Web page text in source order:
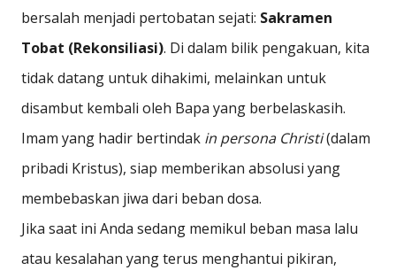
bersalah menjadi pertobatan sejati: Sakramen
Tobat (Rekonsiliasi). Di dalam bilik pengakuan, kita
tidak datang untuk dihakimi, melainkan untuk
disambut kembali oleh Bapa yang berbelaskasih.
Imam yang hadir bertindak in persona Christi(dalam
pribadi Kristus), siap memberikan absolusi yang
membebaskan jiwa dari beban dosa.
Jika saat ini Anda sedang memikul beban masa lalu
atau kesalahan yang terus menghantui pikiran,